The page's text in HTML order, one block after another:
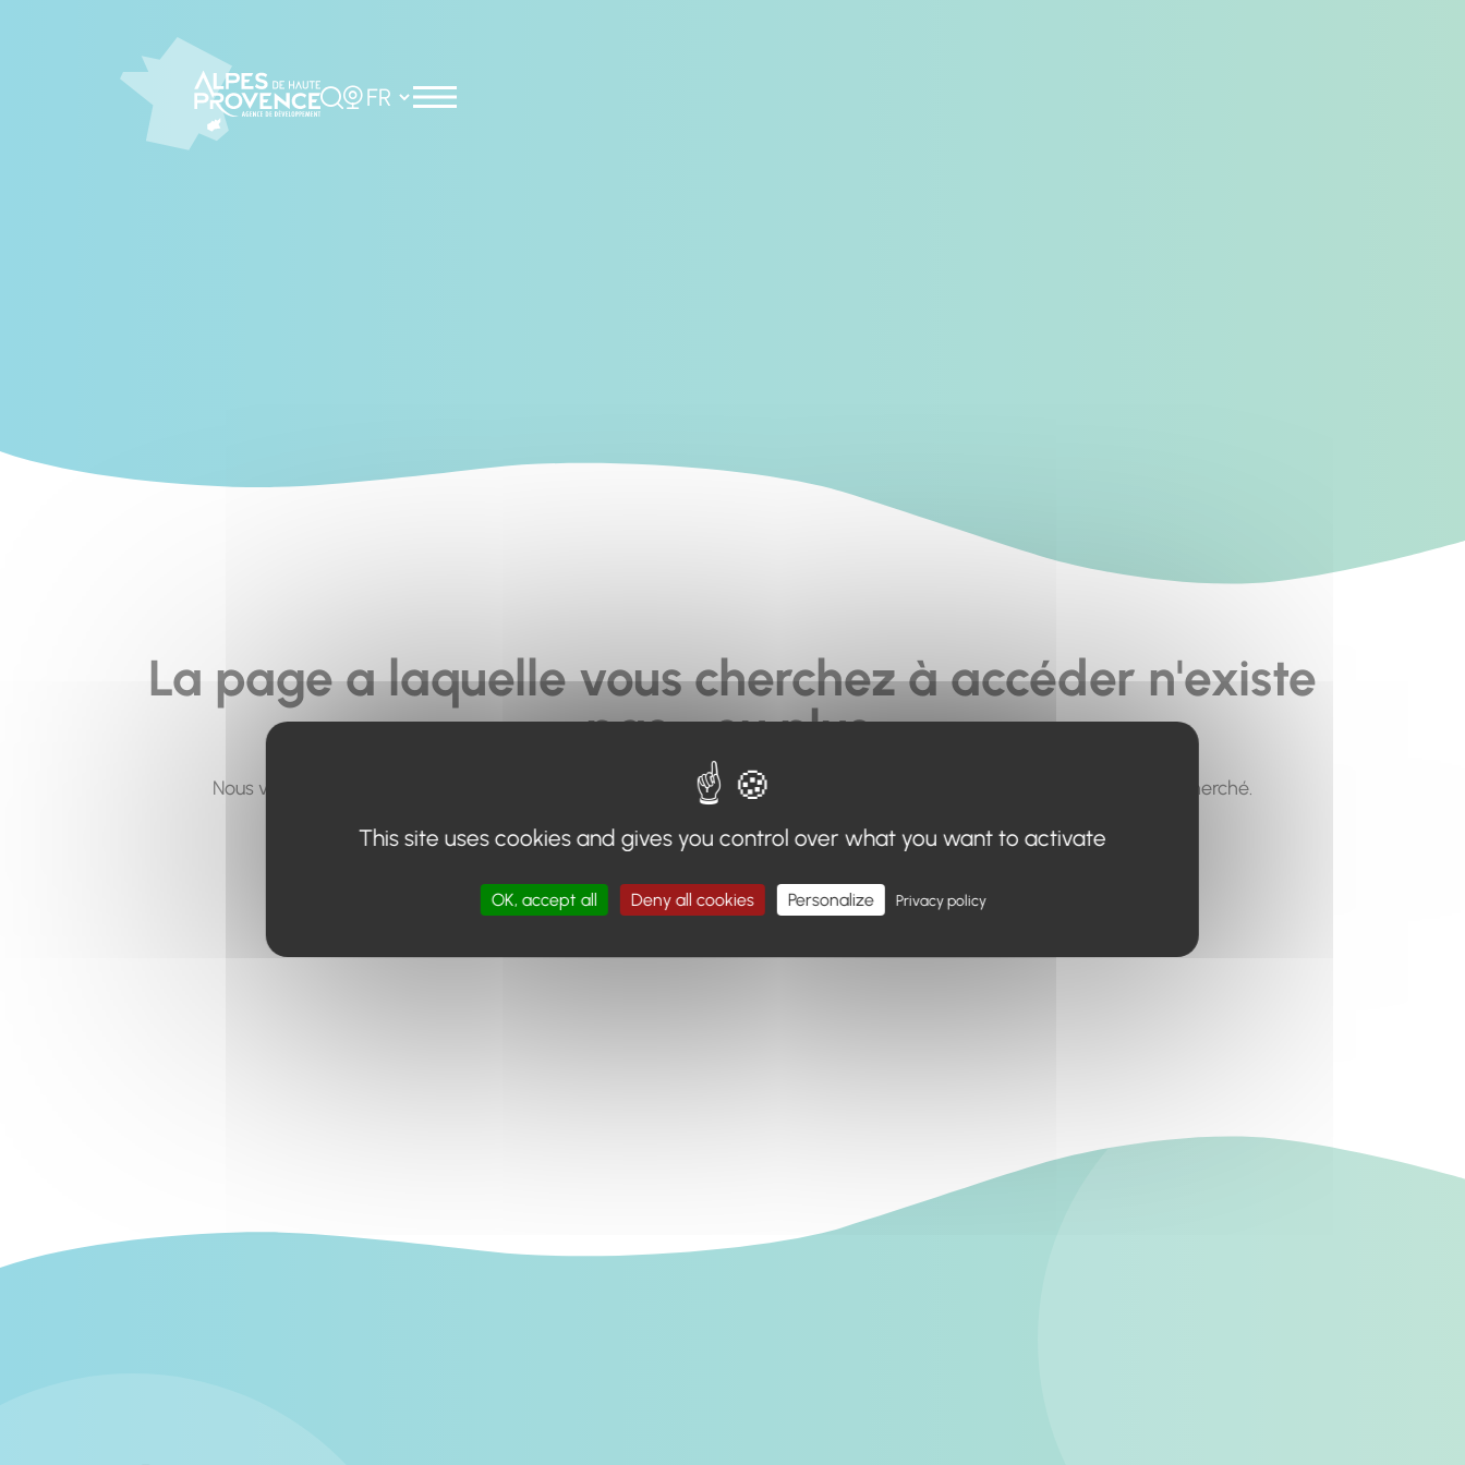
Rechercher
Choisir la langue
La page a laquelle vous cherchez à accéder n'existe
pas... ou plus.
Nous vous invitons à utiliser le moteur de recherche en haut de page, ou à utiliser le menu pour trouver le contenu recherché.
Retour à l'accueil
This site uses cookies and gives you control over what you want to activate
OK, accept all Deny all cookies Personalize Privacy policy